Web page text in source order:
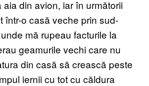
din avion, iar în următorii
într-o casă veche prin sud-
mă rupeau facturile la
geamurile vechi care nu
din casă să crească peste
iernii cu tot cu căldura